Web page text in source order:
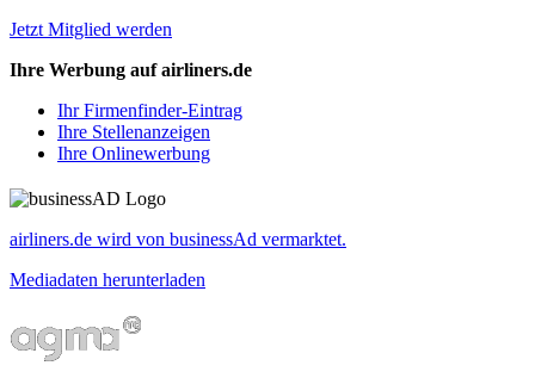
Jetzt Mitglied werden
Ihre Werbung auf airliners.de
Ihr Firmenfinder-Eintrag
Ihre Stellenanzeigen
Ihre Onlinewerbung
airliners.de wird von businessAd vermarktet.
Mediadaten herunterladen